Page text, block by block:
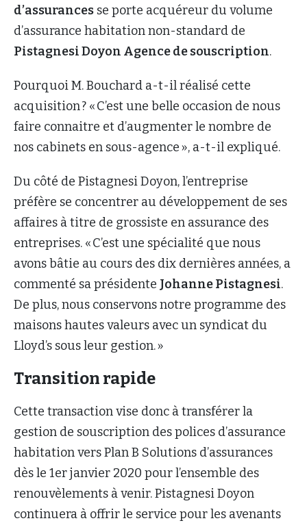
d’assurances se porte acquéreur du volume
d’assurance habitation non-standard de
Pistagnesi Doyon Agence de souscription.
Pourquoi M. Bouchard a-t-il réalisé cette
acquisition ? « C’est une belle occasion de nous
faire connaitre et d’augmenter le nombre de
nos cabinets en sous-agence », a-t-il expliqué.
Du côté de Pistagnesi Doyon, l’entreprise
préfère se concentrer au développement de ses
affaires à titre de grossiste en assurance des
entreprises. « C’est une spécialité que nous
avons bâtie au cours des dix dernières années, a
commenté sa présidente Johanne Pistagnesi.
De plus, nous conservons notre programme des
maisons hautes valeurs avec un syndicat du
Lloyd’s sous leur gestion. »
Transition rapide
Cette transaction vise donc à transférer la
gestion de souscription des polices d’assurance
habitation vers Plan B Solutions d’assurances
dès le 1er janvier 2020 pour l’ensemble des
renouvèlements à venir. Pistagnesi Doyon
continuera à offrir le service pour les avenants